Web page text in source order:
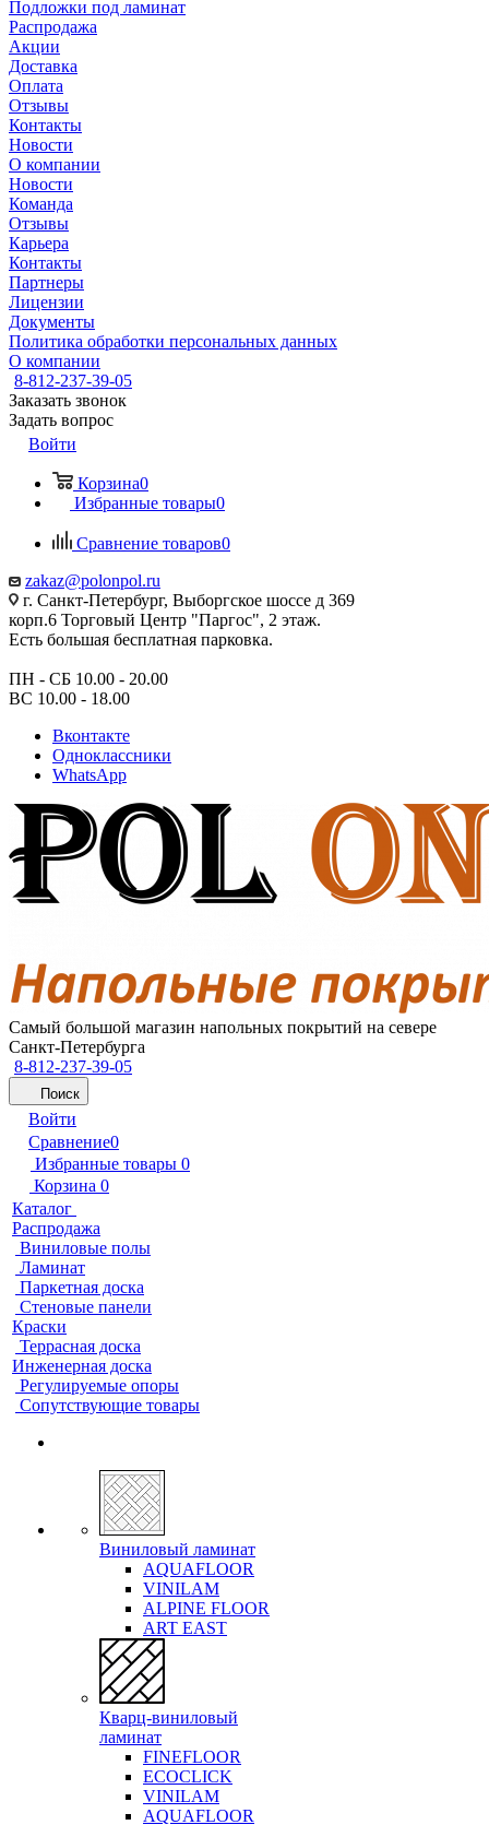
Подложки под ламинат
Распродажа
Акции
Доставка
Оплата
Отзывы
Контакты
Новости
О компании
Новости
Команда
Отзывы
Карьера
Контакты
Партнеры
Лицензии
Документы
Политика обработки персональных данных
О компании
8-812-237-39-05
Заказать звонок
Задать вопрос
Войти
Корзина0
Избранные товары0
Сравнение товаров0
zakaz@polonpol.ru
г. Санкт-Петербург, Выборгское шоссе д 369
корп.6 Торговый Центр "Паргос", 2 этаж.
Есть большая бесплатная парковка.
ПН - СБ 10.00 - 20.00
ВС 10.00 - 18.00
Вконтакте
Одноклассники
WhatsApp
Самый большой магазин напольных покрытий на севере
Санкт-Петербурга
8-812-237-39-05
Поиск
Войти
Сравнение0
Избранные товары 0
Корзина 0
Каталог
Распродажа
Виниловые полы
Ламинат
Паркетная доска
Стеновые панели
Краски
Террасная доска
Инженерная доска
Регулируемые опоры
Сопутствующие товары
Виниловый ламинат
AQUAFLOOR
VINILAM
ALPINE FLOOR
ART EAST
Кварц-виниловый
ламинат
FINEFLOOR
ECOCLICK
VINILAM
AQUAFLOOR